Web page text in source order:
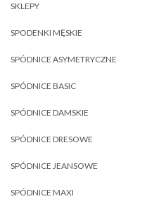
SKLEPY
SPODENKI MĘSKIE
SPÓDNICE ASYMETRYCZNE
SPÓDNICE BASIC
SPÓDNICE DAMSKIE
SPÓDNICE DRESOWE
SPÓDNICE JEANSOWE
SPÓDNICE MAXI